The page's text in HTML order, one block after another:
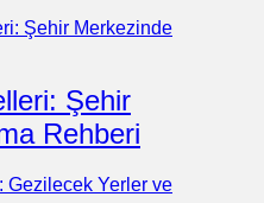
Şehir
Rehberi